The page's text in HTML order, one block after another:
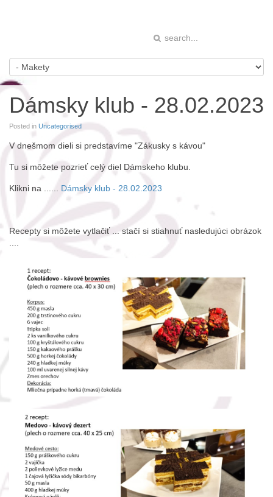
Dámsky klub - 28.02.2023
Posted in Uncategorised
V dnešmom dieli si predstavíme "Zákusky s kávou"
Tu si môžete pozrieť celý diel Dámskeho klubu.
Klikni na ...... Dámsky klub - 28.02.2023
Recepty si môžete vytlačiť ... stačí si stiahnuť nasledujúci obrázok